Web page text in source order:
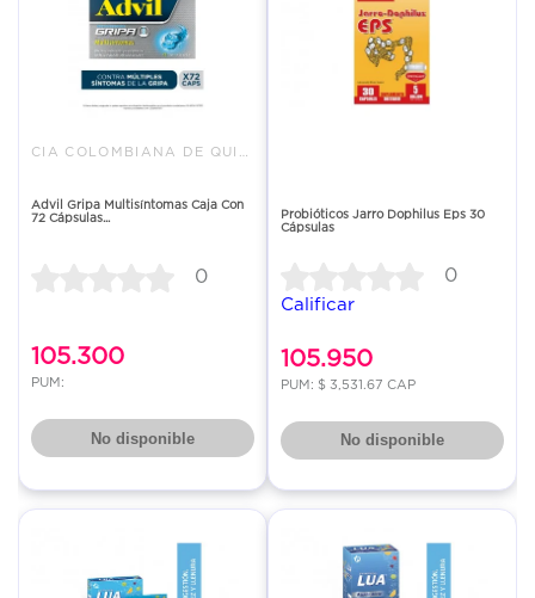
Advil Gripa Multisíntomas Caja Con
72 Cápsulas...
0
105.300
PUM:
No disponible
Probióticos Jarro Dophilus Eps 30
Cápsulas
0
Calificar
105.950
PUM: $ 3,531.67 CAP
No disponible